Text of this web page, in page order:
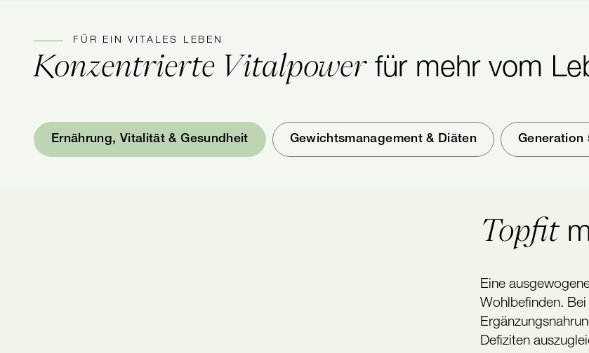
FÜR EIN VITALES LEBEN
Konzentrierte Vitalpowerfür mehr vom
Ernährung, Vitalität & Gesundheit Gewichtsmanagement & Diäten Generation
Topfit
Eine
Wohlbefinden.
Defiziten